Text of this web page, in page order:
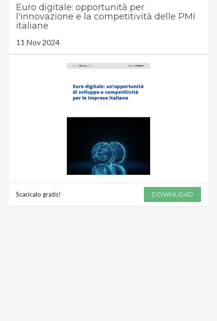
Euro digitale: opportunità per
l'innovazione e la competitività delle PMI
italiane
11 Nov 2024
Scaricalo gratis! DOWNLOAD